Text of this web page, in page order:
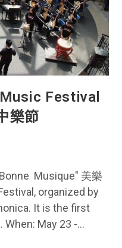
Festival
樂節
Musique" 美樂
organized by
It is the first
When: May 23 -…